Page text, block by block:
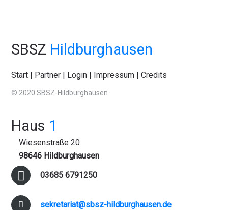
SBSZ Hildburghausen
Start | Partner | Login | Impressum |Credits
© 2020 SBSZ-Hildburghausen
Haus 1
Wiesenstraße 20
98646 Hildburghausen
03685 6791250
sekretariat@sbsz-hildburghausen.de